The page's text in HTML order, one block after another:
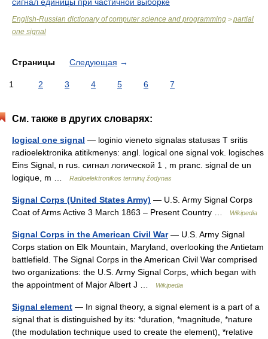
English-Russian dictionary of computer science and programming > partial
one signal
Страницы Следующая →
1 2 3 4 5 6 7
См. также в других словарях:
logical one signal — loginio vieneto signalas statusas T sritis
radioelektronika atitikmenys: angl. logical one signal vok. logisches
Eins Signal, n rus. сигнал логической 1 , m pranc. signal de un
logique, m …
Radioelektronikos terminų žodynas
Signal Corps (United States Army) — U.S. Army Signal Corps
Coat of Arms Active 3 March 1863 – Present Country …
Wikipedia
Signal Corps in the American Civil War— U.S. Army Signal
Corps station on Elk Mountain, Maryland, overlooking the Antietam
battlefield. The Signal Corps in the American Civil War comprised
two organizations: the U.S. Army Signal Corps, which began with
the appointment of Major Albert J …
Wikipedia
Signal element — In signal theory, a signal element is a part of a
signal that is distinguished by its: *duration, *magnitude, *nature
(the modulation technique used to create the element), *relative